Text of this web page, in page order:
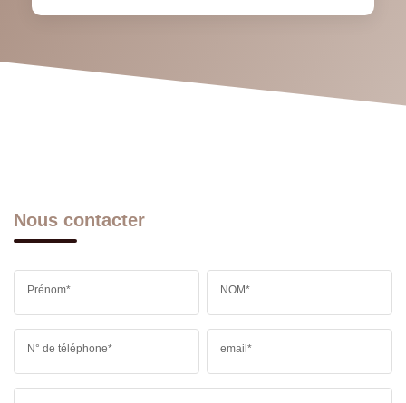
Nous contacter
Prénom* NOM*
N° de téléphone* email*